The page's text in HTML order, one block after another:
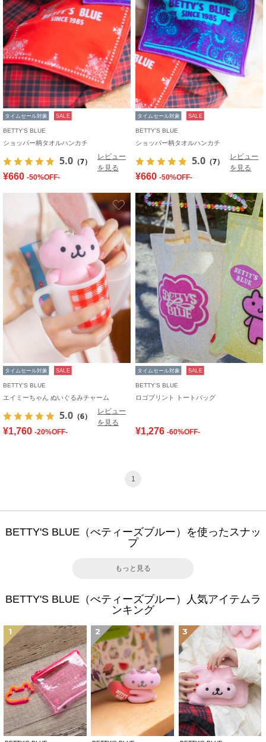
タイムセール対象 SALE
BETTY'S BLUE
ショッパー柄タオルハンカチ
5.0 （7）
レビュー
を見る
¥660 -50%OFF-
タイムセール対象 SALE
BETTY'S BLUE
ショッパー柄タオルハンカチ
5.0 （7）
レビュー
を見る
¥660 -50%OFF-
お気に入り
タイムセール対象 SALE
BETTY'S BLUE
エイミーちゃん ぬいぐるみチャーム
5.0 （6）
レビュー
を見る
¥1,760 -20%OFF-
タイムセール対象 SALE
BETTY'S BLUE
ロゴプリント トートバッグ
¥1,276 -60%OFF-
1
BETTY'S BLUE（べティーズブルー）を使ったスナッ
プ
もっと見る
BETTY'S BLUE（べティーズブルー）人気アイテムラ
ンキング
1 2 3